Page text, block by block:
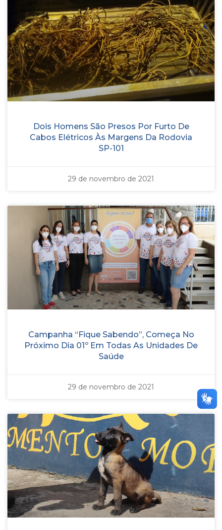
Dois Homens São Presos Por Furto De
Cabos Elétricos Às Margens Da Rodovia
SP-101
29 de novembro de 2021
Campanha “Fique Sabendo”, Começa No
Próximo Dia 01º Em Todas As Unidades De
Saúde
29 de novembro de 2021